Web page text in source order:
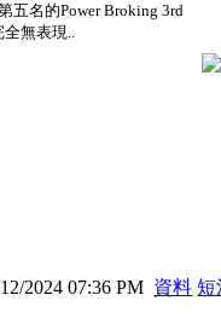
五名的Power Broking 3rd
全無表現..
2024 07:36 PM 資料 短